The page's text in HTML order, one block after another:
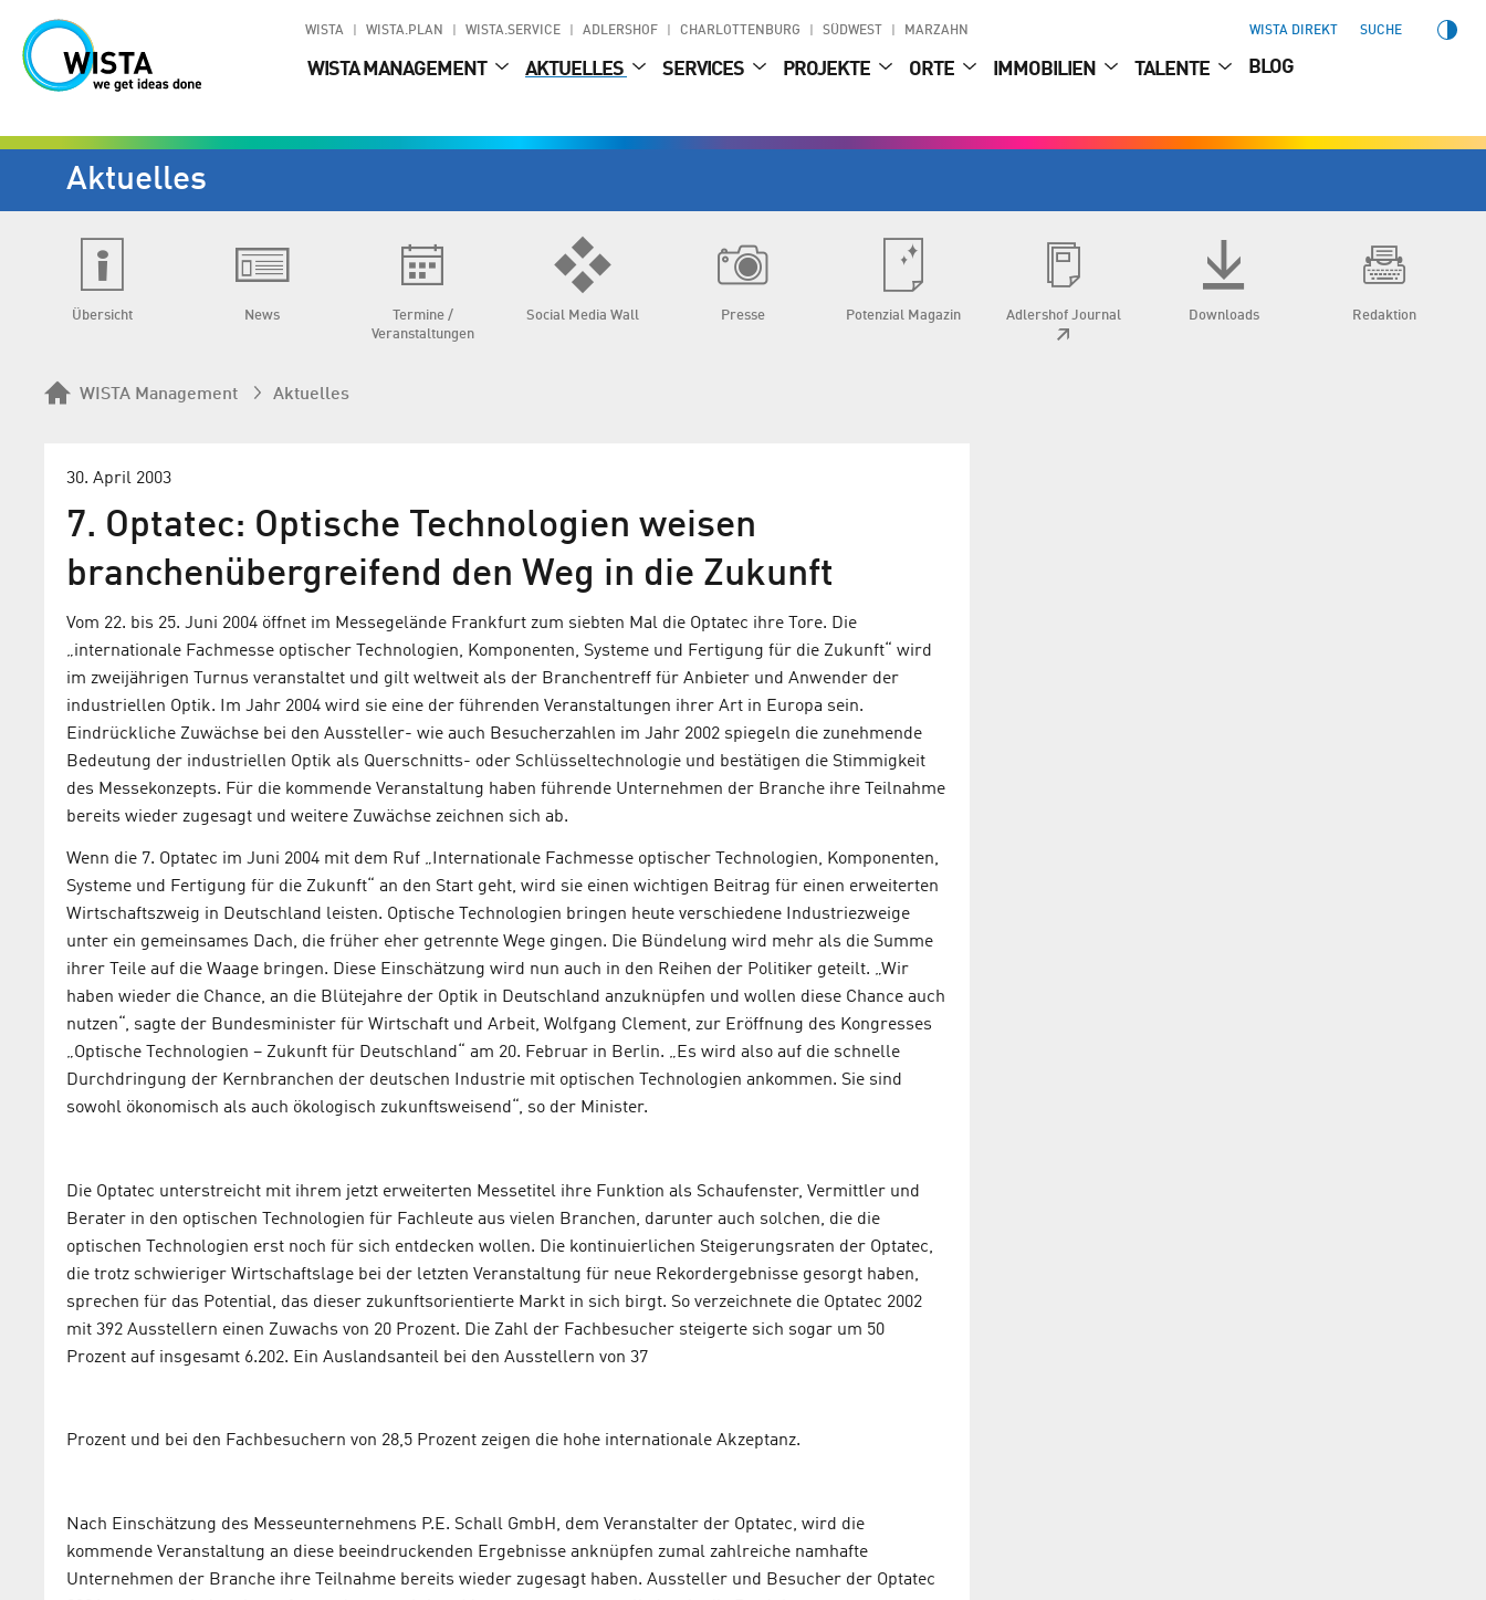
WISTA WISTA.PLAN WISTA.SERVICE ADLERSHOF CHARLOTTENBURG SÜDWEST MARZAHN WISTA DIREKT SUCHE
WISTA MANAGEMENT AKTUELLES SERVICES PROJEKTE ORTE IMMOBILIEN TALENTE BLOG
Aktuelles
Übersicht News
Termine /
Veranstaltungen
Social Media Wall Presse Potenzial Magazin Adlershof Journal Downloads Redaktion
WISTA Management Aktuelles
30. April 2003
7. Optatec: Optische Technologien weisen
branchenübergreifend den Weg in die Zukunft
Vom 22. bis 25. Juni 2004 öffnet im Messegelände Frankfurt zum siebten Mal die Optatec ihre Tore. Die
„internationale Fachmesse optischer Technologien, Komponenten, Systeme und Fertigung für die Zukunft“ wird
im zweijährigen Turnus veranstaltet und gilt weltweit als der Branchentreff für Anbieter und Anwender der
industriellen Optik. Im Jahr 2004 wird sie eine der führenden Veranstaltungen ihrer Art in Europa sein.
Eindrückliche Zuwächse bei den Aussteller- wie auch Besucherzahlen im Jahr 2002 spiegeln die zunehmende
Bedeutung der industriellen Optik als Querschnitts- oder Schlüsseltechnologie und bestätigen die Stimmigkeit
des Messekonzepts. Für die kommende Veranstaltung haben führende Unternehmen der Branche ihre Teilnahme
bereits wieder zugesagt und weitere Zuwächse zeichnen sich ab.
Wenn die 7. Optatec im Juni 2004 mit dem Ruf „Internationale Fachmesse optischer Technologien, Komponenten,
Systeme und Fertigung für die Zukunft“ an den Start geht, wird sie einen wichtigen Beitrag für einen erweiterten
Wirtschaftszweig in Deutschland leisten. Optische Technologien bringen heute verschiedene Industriezweige
unter ein gemeinsames Dach, die früher eher getrennte Wege gingen. Die Bündelung wird mehr als die Summe
ihrer Teile auf die Waage bringen. Diese Einschätzung wird nun auch in den Reihen der Politiker geteilt. „Wir
haben wieder die Chance, an die Blütejahre der Optik in Deutschland anzuknüpfen und wollen diese Chance auch
nutzen“, sagte der Bundesminister für Wirtschaft und Arbeit, Wolfgang Clement, zur Eröffnung des Kongresses
„Optische Technologien – Zukunft für Deutschland“ am 20. Februar in Berlin. „Es wird also auf die schnelle
Durchdringung der Kernbranchen der deutschen Industrie mit optischen Technologien ankommen. Sie sind
sowohl ökonomisch als auch ökologisch zukunftsweisend“, so der Minister.
Die Optatec unterstreicht mit ihrem jetzt erweiterten Messetitel ihre Funktion als Schaufenster, Vermittler und
Berater in den optischen Technologien für Fachleute aus vielen Branchen, darunter auch solchen, die die
optischen Technologien erst noch für sich entdecken wollen. Die kontinuierlichen Steigerungsraten der Optatec,
die trotz schwieriger Wirtschaftslage bei der letzten Veranstaltung für neue Rekordergebnisse gesorgt haben,
sprechen für das Potential, das dieser zukunftsorientierte Markt in sich birgt. So verzeichnete die Optatec 2002
mit 392 Ausstellern einen Zuwachs von 20 Prozent. Die Zahl der Fachbesucher steigerte sich sogar um 50
Prozent auf insgesamt 6.202. Ein Auslandsanteil bei den Ausstellern von 37
Prozent und bei den Fachbesuchern von 28,5 Prozent zeigen die hohe internationale Akzeptanz.
Nach Einschätzung des Messeunternehmens P.E. Schall GmbH, dem Veranstalter der Optatec, wird die
kommende Veranstaltung an diese beeindruckenden Ergebnisse anknüpfen zumal zahlreiche namhafte
Unternehmen der Branche ihre Teilnahme bereits wieder zugesagt haben. Aussteller und Besucher der Optatec